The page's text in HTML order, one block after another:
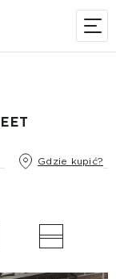
Gdzie kupić?